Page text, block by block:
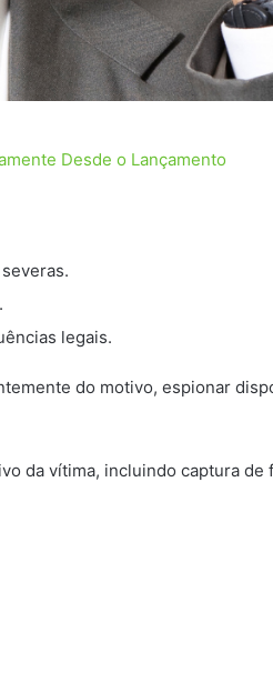
Desde o Lançamento
legais.
do motivo, espionar
da vítima, incluindo captura